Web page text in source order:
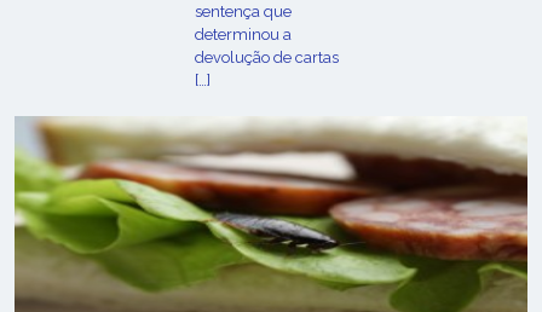
sentença que
determinou a
devolução de cartas
[…]